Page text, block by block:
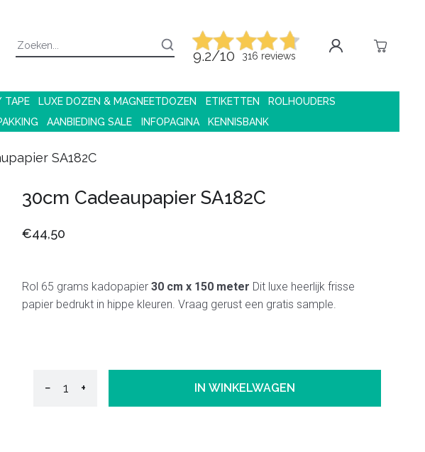
9.2/10 316 reviews
TAPE LUXE DOZEN & MAGNEETDOZEN ETIKETTEN
ROLHOUDERS
AANBIEDING SALE INFOPAGINA KENNISBANK
SA182C
30cm Cadeaupapier SA182C
€44,50
Rol 65 grams kadopapier 30 cm x 150 meter Dit luxe heerlijk frisse
papier bedrukt in hippe kleuren. Vraag gerust een gratis sample.
− + IN WINKELWAGEN